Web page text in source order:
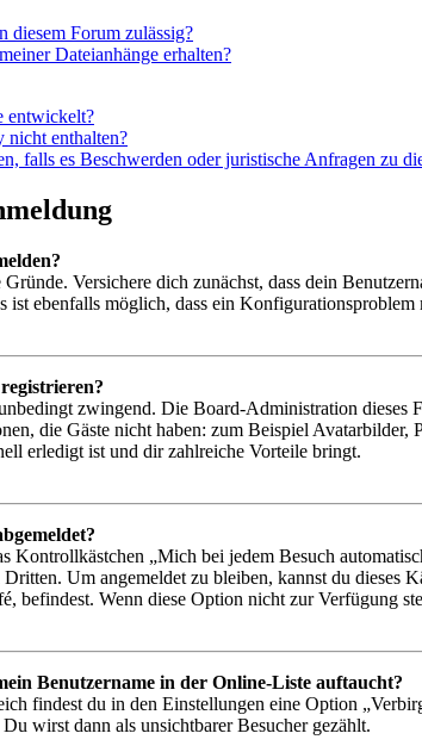
diesem Forum zulässig?
Dateianhänge erhalten?
entwickelt?
nicht enthalten?
falls es Beschwerden oder juristische Anfragen zu
Versichere dich zunächst, dass dein
ist ebenfalls möglich, dass ein
zwingend. Die Board-Administration dieses
die Gäste nicht haben: zum Beispiel
erledigt ist und dir zahlreiche Vorteile bringt.
Kontrollkästchen „Mich bei jedem Besuch
Um angemeldet zu bleiben, kannst du dieses
befindest. Wenn diese Option nicht zur Verfügung
Benutzername in der Online-Liste auftaucht?
findest du in den Einstellungen eine Option
wirst dann als unsichtbarer Besucher gezählt.